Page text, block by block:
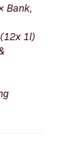
Bank,
1l)